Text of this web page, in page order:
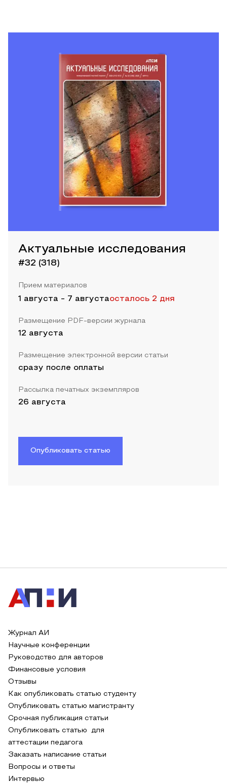
Актуальные исследования
#32 (318)
Прием материалов
1 августа - 7 августаосталось 2 дня
Размещение PDF-версии журнала
12 августа
Размещение электронной версии статьи
сразу после оплаты
Рассылка печатных экземпляров
26 августа
Опубликовать статью
Журнал АИ
Научные конференции
Руководство для авторов
Финансовые условия
Отзывы
Как опубликовать статью студенту
Опубликовать статью магистранту
Срочная публикация статьи
Опубликовать статью для
аттестации педагога
Заказать написание статьи
Вопросы и ответы
Интервью